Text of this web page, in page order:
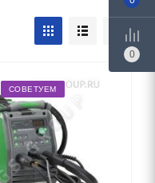
СОВЕТУЕМ
0